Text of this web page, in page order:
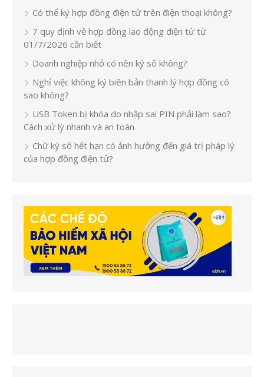
Có thể ký hợp đồng điện tử trên điện thoại không?
7 quy định về hợp đồng lao động điện tử từ
01/7/2026 cần biết
Doanh nghiệp nhỏ có nên ký số không?
Nghỉ việc không ký biên bản thanh lý hợp đồng có
sao không?
USB Token bị khóa do nhập sai PIN phải làm sao?
Cách xử lý nhanh và an toàn
Chữ ký số hết hạn có ảnh hưởng đến giá trị pháp lý
của hợp đồng điện tử?